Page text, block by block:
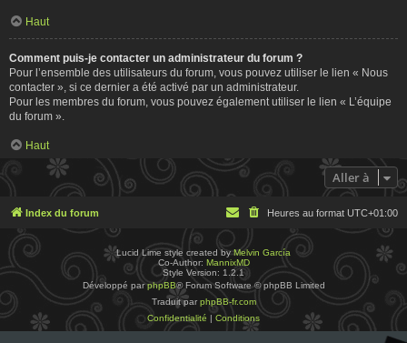
Haut
Comment puis-je contacter un administrateur du forum ?
Pour l’ensemble des utilisateurs du forum, vous pouvez utiliser le lien « Nous
contacter », si ce dernier a été activé par un administrateur.
Pour les membres du forum, vous pouvez également utiliser le lien « L’équipe
du forum ».
Haut
Aller à
Index du forum Heures au format UTC+01:00
Lucid Lime style created byMelvin García
Co-Author: MannixMD
Style Version: 1.2.1
Développé parphpBB® Forum Software © phpBB Limited
Traduit par phpBB-fr.com
Confidentialité | Conditions